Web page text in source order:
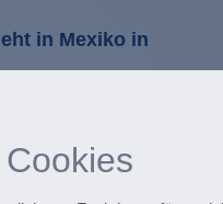
in Mexiko in